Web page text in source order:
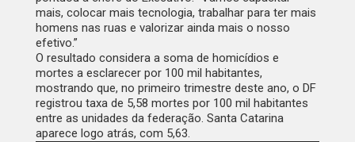
mais, colocar mais tecnologia, trabalhar para ter mais
homens nas ruas e valorizar ainda mais o nosso
efetivo.”
O resultado considera a soma de homicídios e
mortes a esclarecer por 100 mil habitantes,
mostrando que, no primeiro trimestre deste ano, o DF
registrou taxa de 5,58 mortes por 100 mil habitantes
entre as unidades da federação. Santa Catarina
aparece logo atrás, com 5,63.